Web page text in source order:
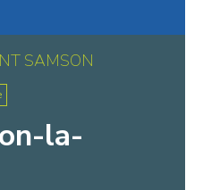
SAMSON
la-